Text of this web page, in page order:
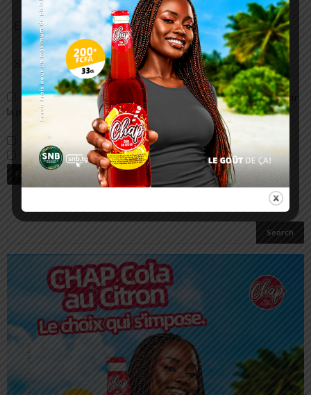
Enregistrer mon nom, email et site web dans ce navigateur pour
la prochaine fois que je commenterai.
Prévenez-moi de tous les nouveaux commentaires par e-mail.
Prévenez-moi de tous les nouveaux articles par e-mail.